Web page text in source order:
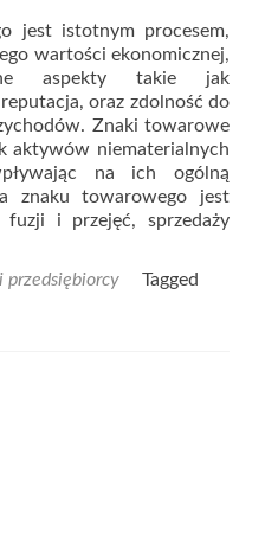
jest istotnym procesem,
wartości ekonomicznej,
aspekty takie jak
oraz zdolność do
Znaki towarowe
aktywów niematerialnych
na ich ogólną
znaku towarowego jest
i przejęć, sprzedaży
przedsiębiorcy
Tagged